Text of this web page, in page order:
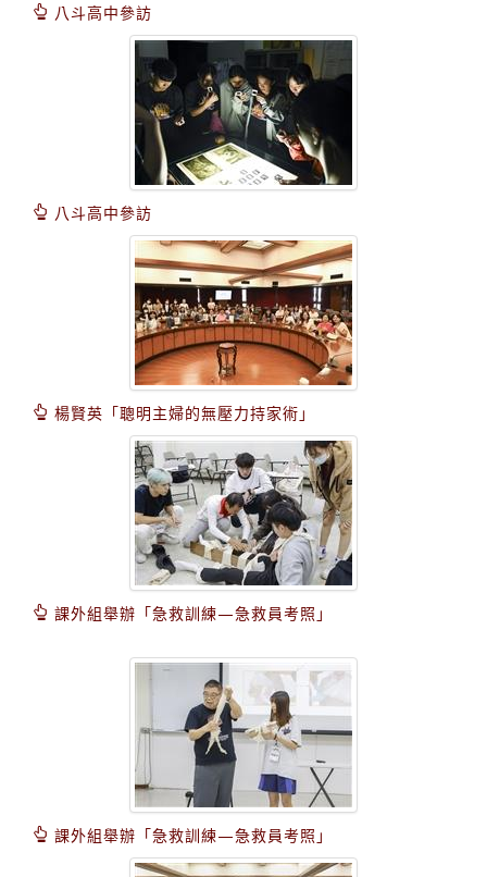
八斗高中參訪
八斗高中參訪
楊賢英「聰明主婦的無壓力持家術」
課外組舉辦「急救訓練—急救員考照」
課外組舉辦「急救訓練—急救員考照」